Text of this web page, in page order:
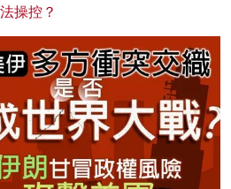
操控？